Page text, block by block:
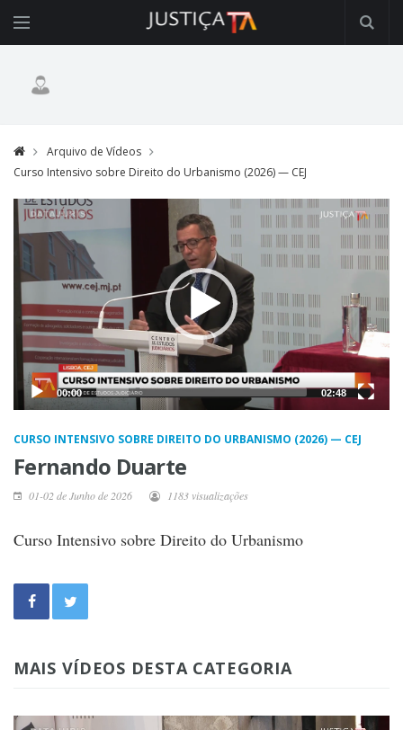
Arquivo de Vídeos
Curso Intensivo sobre Direito do Urbanismo (2026) — CEJ
Video
Player
00:00 02:48
CURSO INTENSIVO SOBRE DIREITO DO URBANISMO (2026) — CEJ
Fernando Duarte
01-02 de Junho de 2026 1183 visualizações
Curso Intensivo sobre Direito do Urbanismo
MAIS VÍDEOS DESTA CATEGORIA